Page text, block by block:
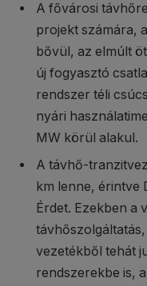
A fővárosi
projekt számára,
bővül, az elmúlt
új fogyasztó
rendszer téli
nyári
MW körül alakul.
A távhő-
km lenne, érintve
Érdet. Ezekben a
vezetékből tehát
rendszerekbe is,